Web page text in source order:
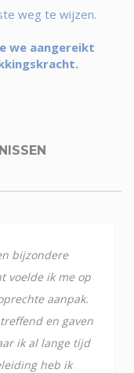
weg te wijzen.
we aangereikt
bijzondere
voelde ik me op
aanpak.
en gaven
ik al lange tijd
heb ik